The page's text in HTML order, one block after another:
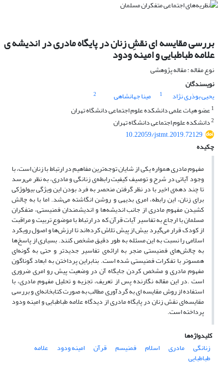
بررسی مقایسه ای نقشِ زنان در پایگاه مادری در اندیشه ی
علامه طباطبایی و امینه ودود
نوع مقاله : مقاله پژوهشی
نویسندگان
یحیی بوذری نژاد
1 مینا جهانشاهی
2
1عضو هیات علمی دانشکده علوم اجتماعی دانشگاه تهران
2دانشکده علوم اجتماعی دانشگاه تهران
10.22059/jstmt.2019.72129
چکیده
مفهوم مادری همواره یکی از شایان توجه‌ترین مفاهیم در ارتباط با زنان است، با
وجود آیاتی در شرح و توصیف کیفیت رابطه‌ی زنانگی و مادری‌، به نظر می‌رسد
تا چند دهه‌‌ی اخیر با در نظر گرفتن منحصر به فرد بودن این ویژگی بیولوژکی
برای زنان، این رابطه، امری بدیهی و روشن انگاشته می‌شد. اما با به چالش
کشیدن مفهوم مادری از جانب اندیشه‌ها و اندیشمندان فمنیستی، متفکران
مسلمان با ارجاع به تفاسیر آیات قرآن که در ارتباط با موضوع تربیت و مراقبت
از کودک قرار می‌گیرد بیش از پیش تلاش کرده‌اند تا ارزش‌ها و اصول رویکرد
اسلامی را نسبت به این مسئله به طور دقیق مشخص کنند. بسیاری از پاسخ‌ها
به چالش‌های فمنیستی منجر به ارائه‌ی تفاسیر جدیدتر و حتی به گونه‌ای
همسوتر با تفکرات فمنیستی شده است. بنابراین پرداختن به ابعاد گوناگون
مفهوم مادری و مشخص کردن جایگاه آن در وضعیت پیش رو امری ضروری
است .در این مقاله نگارنده پس از تعریف، تجزیه و تحلیل مفهوم مادری، با
استفاده از روش مقایسه ای به گردآوری مطالب به صورت کتابخانه‌ای و بررسی
مقایسه‌ای نقش زنان در پایگاه مادری از دیدگاه علامه طباطبایی و امینه ودود
پرداخته است.
کلیدواژه‌ها
زنانگی
مادری اسلام فمنیسم قرآن امینه ودود علامه
طباطبایی